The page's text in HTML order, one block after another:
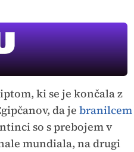
ki se je končala z
da je branilcem
so s prebojem v
mundiala, na drugi